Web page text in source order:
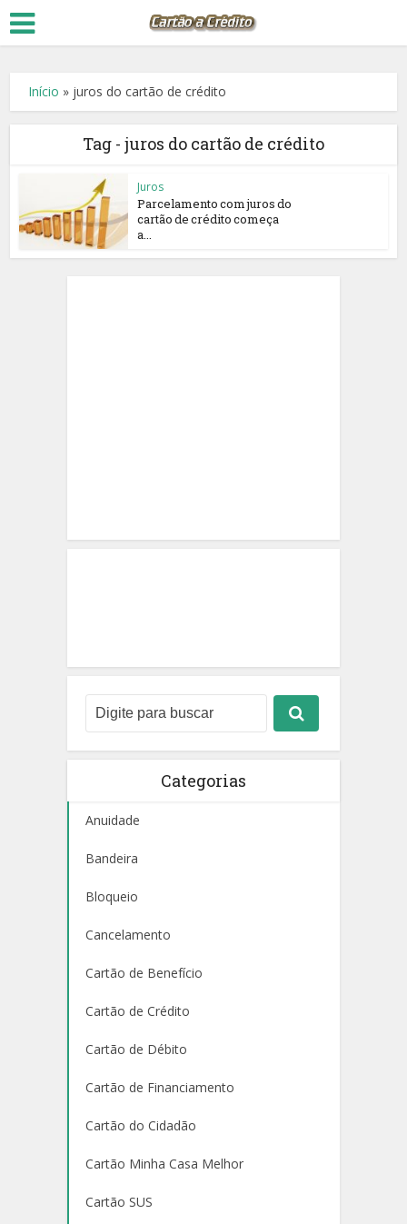
Início » juros do cartão de crédito
Tag - juros do cartão de crédito
Juros
Parcelamento com juros do
cartão de crédito começa
a...
Categorias
Anuidade
Bandeira
Bloqueio
Cancelamento
Cartão de Benefício
Cartão de Crédito
Cartão de Débito
Cartão de Financiamento
Cartão do Cidadão
Cartão Minha Casa Melhor
Cartão SUS